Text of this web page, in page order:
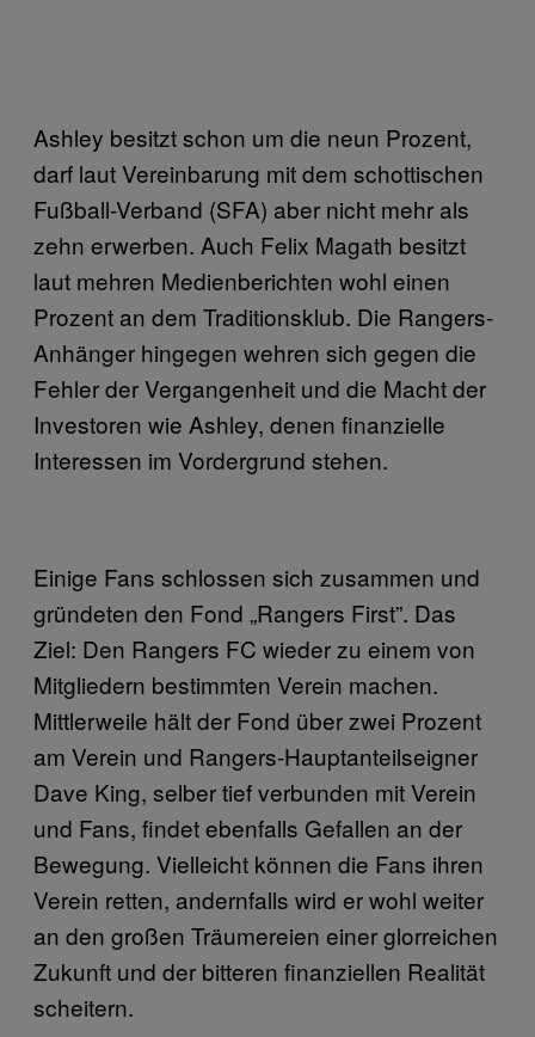
Ashley besitzt schon um die neun Prozent,
darf laut Vereinbarung mit dem schottischen
Fußball-Verband (SFA) aber nicht mehr als
zehn erwerben. Auch Felix Magath besitzt
laut mehren Medienberichten wohl einen
Prozent an dem Traditionsklub. Die Rangers-
Anhänger hingegen wehren sich gegen die
Fehler der Vergangenheit und die Macht der
Investoren wie Ashley, denen finanzielle
Interessen im Vordergrund stehen.
Einige Fans schlossen sich zusammen und
gründeten den Fond „Rangers First”. Das
Ziel: Den Rangers FC wieder zu einem von
Mitgliedern bestimmten Verein machen.
Mittlerweile hält der Fond über zwei Prozent
am Verein und Rangers-Hauptanteilseigner
Dave King, selber tief verbunden mit Verein
und Fans, findet ebenfalls Gefallen an der
Bewegung. Vielleicht können die Fans ihren
Verein retten, andernfalls wird er wohl weiter
an den großen Träumereien einer glorreichen
Zukunft und der bitteren finanziellen Realität
scheitern.